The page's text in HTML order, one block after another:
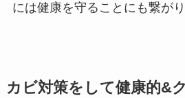
には健康を守ることにも繋がり
カビ対策をして健康的&